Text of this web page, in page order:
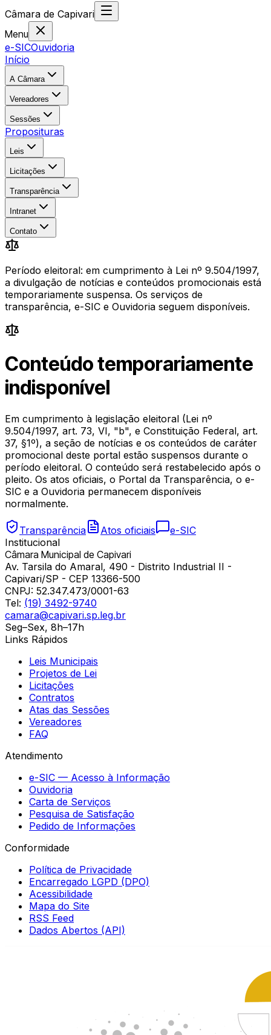
Câmara de Capivari
Menu
e-SICOuvidoria
Início
A Câmara
Vereadores
Sessões
Proposituras
Leis
Licitações
Transparência
Intranet
Contato
Período eleitoral: em cumprimento à Lei nº 9.504/1997,
a divulgação de notícias e conteúdos promocionais está
temporariamente suspensa. Os serviços de
transparência, e-SIC e Ouvidoria seguem disponíveis.
Conteúdo temporariamente
indisponível
Em cumprimento à legislação eleitoral (Lei nº
9.504/1997, art. 73, VI, "b", e Constituição Federal, art.
37, §1º), a seção de notícias e os conteúdos de caráter
promocional deste portal estão suspensos durante o
período eleitoral. O conteúdo será restabelecido após o
pleito. Os atos oficiais, o Portal da Transparência, o e-
SIC e a Ouvidoria permanecem disponíveis
normalmente.
Transparência Atos oficiais
e-SIC
Institucional
Câmara Municipal de Capivari
Av. Tarsila do Amaral, 490 - Distrito Industrial II -
Capivari/SP - CEP 13366-500
CNPJ: 52.347.473/0001-63
Tel: (19) 3492-9740
camara@capivari.sp.leg.br
Seg–Sex, 8h–17h
Links Rápidos
Leis Municipais
Projetos de Lei
Licitações
Contratos
Atas das Sessões
Vereadores
FAQ
Atendimento
e-SIC — Acesso à Informação
Ouvidoria
Carta de Serviços
Pesquisa de Satisfação
Pedido de Informações
Conformidade
Política de Privacidade
Encarregado LGPD (DPO)
Acessibilidade
Mapa do Site
RSS Feed
Dados Abertos (API)